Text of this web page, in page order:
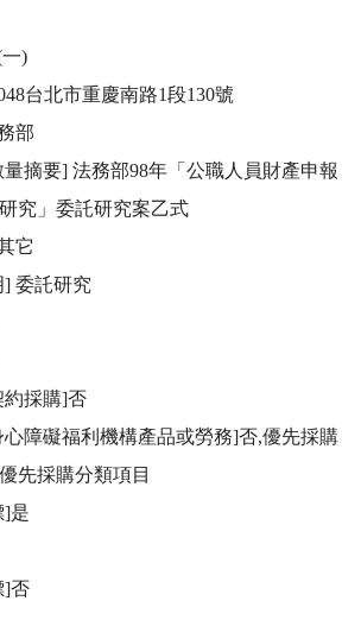
)
台北市重慶南路1段130號
部
摘要] 法務部98年「公職人員財產申報
究」委託研究案乙式
它
] 委託研究
約採購]否
障礙福利機構產品或勞務]否,優先採購
先採購分類項目
]是
]否